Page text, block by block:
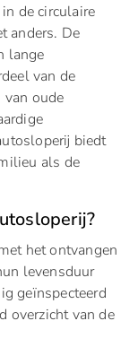
de circulaire
anders. De
lange
van de
van oude
biedt
als de
het ontvangen
levensduur
geïnspecteerd
overzicht van de